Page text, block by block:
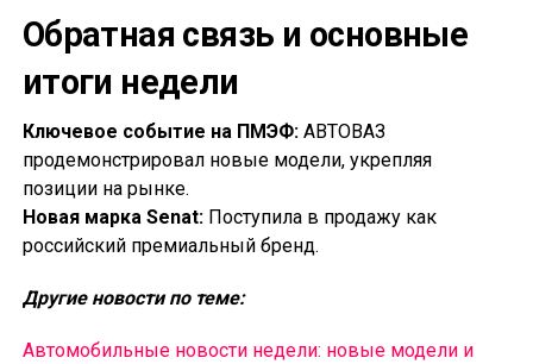
Обратная связь и основные
итоги недели
Ключевое событие на ПМЭФ:АВТОВАЗ
продемонстрировал новые модели, укрепляя
позиции на рынке.
Новая марка Senat:Поступила в продажу как
российский премиальный бренд.
Другие новости по теме:
Автомобильные новости недели: новые модели и